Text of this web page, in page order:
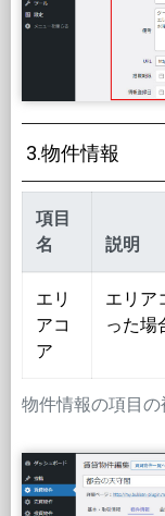
3.物件情報
物件情報の項目の
項目
名
説明
エリ
アコ
ア
エリア
った場